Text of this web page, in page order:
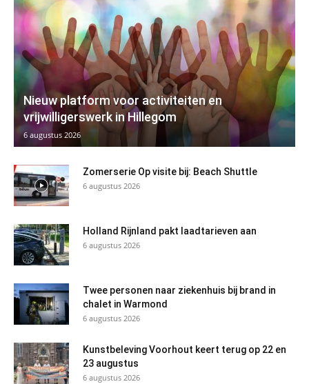
Nieuw platform voor activiteiten en
vrijwilligerswerk in Hillegom
6 augustus 2026
Zomerserie Op visite bij: Beach Shuttle
6 augustus 2026
Holland Rijnland pakt laadtarieven aan
6 augustus 2026
Twee personen naar ziekenhuis bij brand in
chalet in Warmond
6 augustus 2026
Kunstbeleving Voorhout keert terug op 22 en
23 augustus
6 augustus 2026